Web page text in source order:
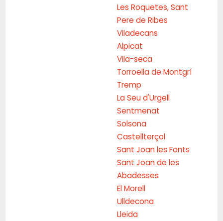
Les Roquetes, Sant
Pere de Ribes
Viladecans
Alpicat
Vila-seca
Torroella de Montgrí
Tremp
La Seu d'Urgell
Sentmenat
Solsona
Castellterçol
Sant Joan les Fonts
Sant Joan de les
Abadesses
El Morell
Ulldecona
Lleida